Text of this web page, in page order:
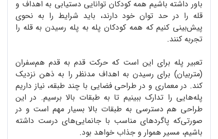
باور داشته باشیم همه کودکان توانایی دستیابی به اهداف و
قله را در حد توان خود دارند، باید شرایط را به نحوی
پیش‌بینی کنیم که همه کودکان پله‌ به پله رسیدن به قله را
تجربه کنند.
تعبیر پله برای این است که حرکت قدم به قدم هم‌سفران
(متربیان) برای رسیدن به اهداف مدنظر را به ذهن نزدیک
کند. در معماری و در طراحی فضایی با چند طبقه، نیاز داریم
پله‌هایی را تدارک ببینیم تا به طبقات بالا برسیم. در این
طراحی هم دسترسی به طبقات بالا بسیار مهم است و در
صورتی‌که پاگردهای مناسب با جانمایی‌های درست داشته
باشیم، مسیر هموار و جذاب خواهد بود.